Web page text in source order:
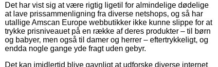
Det har vist sig at være rigtig ligetil for almindelige dødelige
at lave prissammenligning fra diverse netshops, og så har
utallige Amscan Europe webbutikker ikke kunne slippe for at
trykke prisniveauet på en række af deres produkter – til børn
og babyer, men også til damer og herrer – eftertrykkeligt, og
endda nogle gange yde fragt uden gebyr.
Det kan imidlertid blive gavnligt at udforske diverse internet